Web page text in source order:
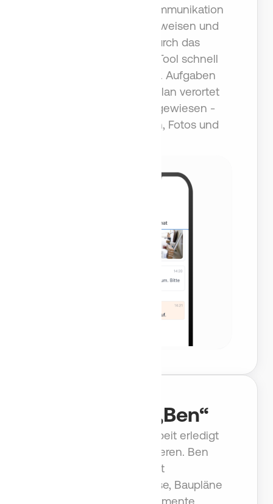
aufgabenbasierte Kommunikation
im Bau. Aufgaben zuweisen und
verfolgen wird durch das
Baukommunikation-Tool schnell
und einfach erledigt. Aufgaben
sind direkt auf dem Plan verortet
und auf Wunsch zugewiesen -
inklusive Checklisten, Fotos und
KI-Agent „Ben“
Der KI-Agent, der Arbeit erledigt
statt nur zu analysieren. Ben
verarbeitet
Leistungsverzeichnisse, Baupläne
und Projektdokumente